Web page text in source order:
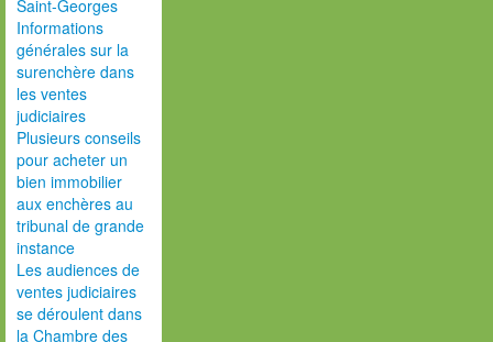
Saint-Georges
Informations
générales sur la
surenchère dans
les ventes
judiciaires
Plusieurs conseils
pour acheter un
bien immobilier
aux enchères au
tribunal de grande
instance
Les audiences de
ventes judiciaires
se déroulent dans
la Chambre des